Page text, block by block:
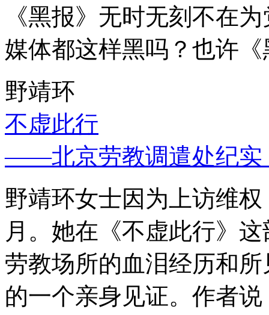
《黑报》无时无刻不在
媒体都这样黑吗？也许
野靖环
不虚此行
——北京劳教调遣处纪实
野靖环女士因为上访维
月。她在《不虚此行》
劳教场所的血泪经历和
的一个亲身见证。作者